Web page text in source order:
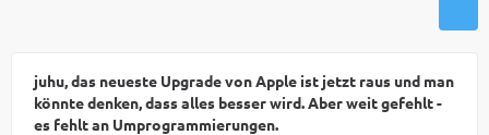
juhu, das neueste Upgrade von Apple ist jetzt raus und man
könnte denken, dass alles besser wird. Aber weit gefehlt -
es fehlt an Umprogrammierungen.